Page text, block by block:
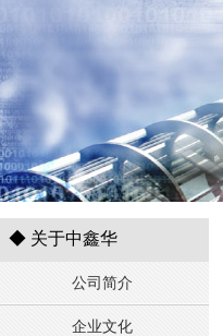
◆ 关于中鑫华
公司简介
企业文化